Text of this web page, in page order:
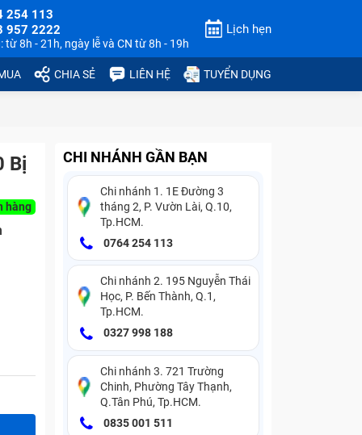
254 113
957 2222
từ 8h - 21h, ngày lễ và CN từ 8h - 19h
Lịch hẹn
CHIA SẺ LIÊN HỆ TUYỂN DỤNG
Bị
hàng
CHI NHÁNH GẦN BẠN
Chi nhánh 1. 1E Đường 3
tháng 2, P. Vườn Lài, Q.10,
Tp.HCM.
0764 254 113
Chi nhánh 2. 195 Nguyễn Thái
Học, P. Bến Thành, Q.1,
Tp.HCM.
0327 998 188
Chi nhánh 3. 721 Trường
Chinh, Phường Tây Thạnh,
Q.Tân Phú, Tp.HCM.
0835 001 511